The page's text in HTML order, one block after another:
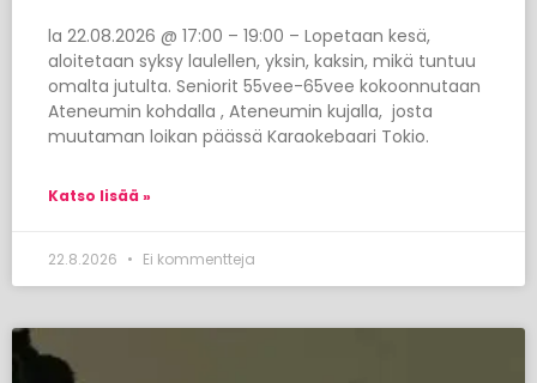
la 22.08.2026 @ 17:00 – 19:00 – Lopetaan kesä,
aloitetaan syksy laulellen, yksin, kaksin, mikä tuntuu
omalta jutulta. Seniorit 55vee-65vee kokoonnutaan
Ateneumin kohdalla , Ateneumin kujalla, josta
muutaman loikan päässä Karaokebaari Tokio.
Katso lisää »
22.8.2026 Ei kommentteja